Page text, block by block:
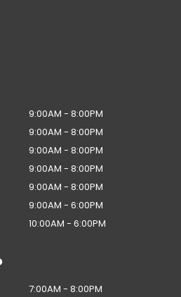
9:00AM - 8:00PM
9:00AM - 8:00PM
9:00AM - 8:00PM
9:00AM - 8:00PM
9:00AM - 8:00PM
9:00AM - 6:00PM
10:00AM - 6:00PM
7:00AM - 8:00PM